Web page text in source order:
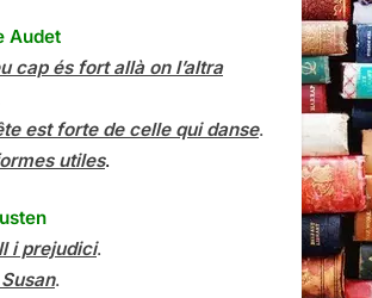
Audet
cap és fort allà on l’altra
est forte de celle qui danse.
utiles.
i prejudici.
.